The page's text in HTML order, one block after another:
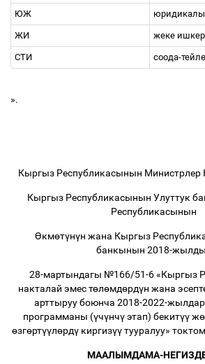
ЮЖ
ЖИ жеке
СТИ соода-тейл
».
Кыргыз Республикасынын Министрлер
Кыргыз Республикасынын Улуттук
Республикасынын
Өкмөтүнүн жана Кыргыз
банкынын 2018-
28-мартындагы №166/51-6 «Кыргыз
накталай эмес төлөмдөрдүн жана
арттыруу боюнча 2018-2022-
программаны (үчүнчүэтап) бекитүүжө
өзгөртүүлөрдү киргизүүтууралуу»
МААЛЫМДАМА-